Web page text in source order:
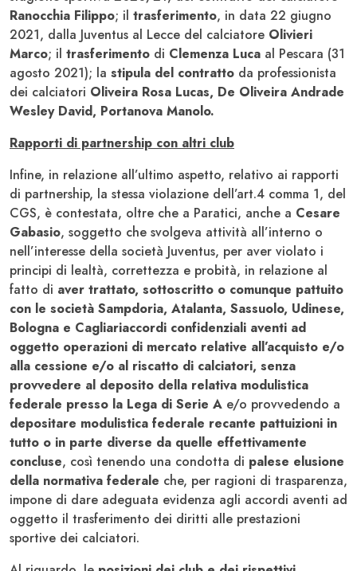
Ranocchia Filippo; il trasferimento, in data 22 giugno
2021, dalla Juventus al Lecce del calciatore Olivieri
Marco; il trasferimento di Clemenza Luca al Pescara (31
agosto 2021); la stipula del contratto da professionista
dei calciatori Oliveira Rosa Lucas, De Oliveira Andrade
Wesley David, Portanova Manolo.
Rapporti di partnership con altri club
Infine, in relazione all’ultimo aspetto, relativo ai rapporti
di partnership, la stessa violazione dell’art.4 comma 1, del
CGS, è contestata, oltre che a Paratici, anche a Cesare
Gabasio, soggetto che svolgeva attività all’interno o
nell’interesse della società Juventus, per aver violato i
principi di lealtà, correttezza e probità, in relazione al
fatto di aver trattato, sottoscritto o comunque pattuito
con le società Sampdoria, Atalanta, Sassuolo, Udinese,
Bologna e Cagliariaccordi confidenziali aventi ad
oggetto operazioni di mercato relative all’acquisto e/o
alla cessione e/o al riscatto di calciatori, senza
provvedere al deposito della relativa modulistica
federale presso la Lega di Serie A e/o provvedendo a
depositare modulistica federale recante pattuizioni in
tutto o in parte diverse da quelle effettivamente
concluse, così tenendo una condotta di palese elusione
della normativa federale che, per ragioni di trasparenza,
impone di dare adeguata evidenza agli accordi aventi ad
oggetto il trasferimento dei diritti alle prestazioni
sportive dei calciatori.